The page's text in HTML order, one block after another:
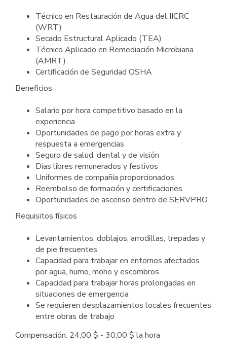
Técnico en Restauración de Agua del IICRC
(WRT)
Secado Estructural Aplicado (TEA)
Técnico Aplicado en Remediación Microbiana
(AMRT)
Certificación de Seguridad OSHA
Beneficios
Salario por hora competitivo basado en la
experiencia
Oportunidades de pago por horas extra y
respuesta a emergencias
Seguro de salud, dental y de visión
Días libres remunerados y festivos
Uniformes de compañía proporcionados
Reembolso de formación y certificaciones
Oportunidades de ascenso dentro de SERVPRO
Requisitos físicos
Levantamientos, doblajos, arrodillas, trepadas y
de pie frecuentes
Capacidad para trabajar en entornos afectados
por agua, humo, moho y escombros
Capacidad para trabajar horas prolongadas en
situaciones de emergencia
Se requieren desplazamientos locales frecuentes
entre obras de trabajo
Compensación: 24,00 $ - 30,00 $ la hora